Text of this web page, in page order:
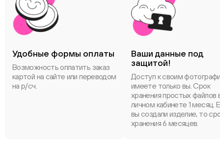
Удобные формы оплаты
Возможность оплатить заказ
картой на сайте или переводом
на р/сч.
Ваши данные под
защитой!
Доступ к своим
имеете только вы. Срок
хранения простых файлов
личном кабинете 1 месяц.
вы создали изделие, то
хранения 6 месяцев.